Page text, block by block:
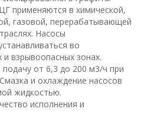
применяются в химической,
газовой, перерабатывающей
Насосы
во
взрывоопасных зонах.
от 6,3 до 200 м3/ч при
и охлаждение насосов
жидкостью.
исполнения и